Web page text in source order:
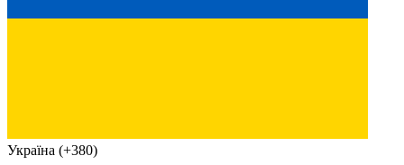
Україна (+380)